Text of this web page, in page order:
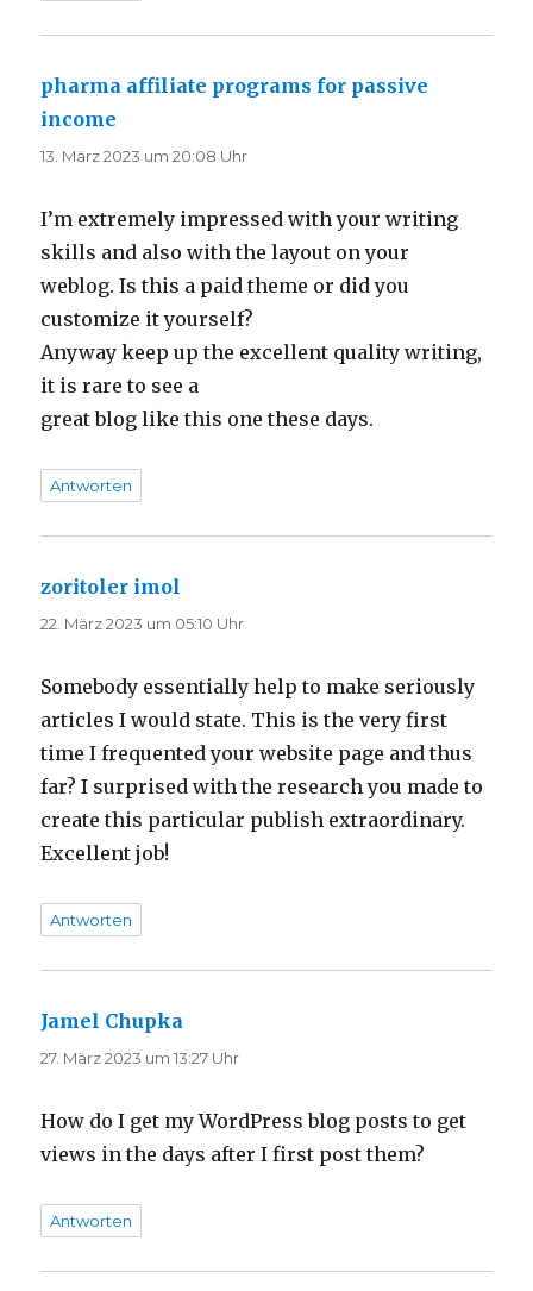
pharma affiliate programs for passive
income
13. März 2023 um 20:08 Uhr
I’m extremely impressed with your writing
skills and also with the layout on your
weblog. Is this a paid theme or did you
customize it yourself?
Anyway keep up the excellent quality writing,
it is rare to see a
great blog like this one these days.
Antworten
zoritoler imol
22. März 2023 um 05:10 Uhr
Somebody essentially help to make seriously
articles I would state. This is the very first
time I frequented your website page and thus
far? I surprised with the research you made to
create this particular publish extraordinary.
Excellent job!
Antworten
Jamel Chupka
27. März 2023 um 13:27 Uhr
How do I get my WordPress blog posts to get
views in the days after I first post them?
Antworten